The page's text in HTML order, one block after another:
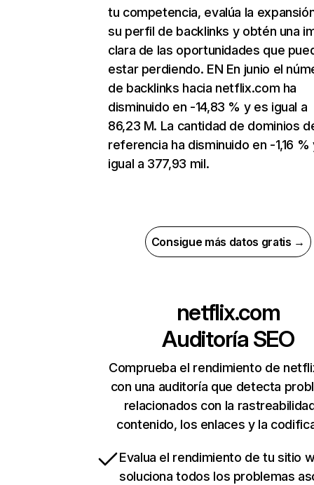
tu competencia, evalúa la
su perfil de backlinks y obtén una
clara de las oportunidades que
estar perdiendo. EN En junio el
de backlinks hacia netflix.com ha
disminuido en -14,83 % y es igual a
86,23 M. La cantidad de dominios
referencia ha disminuido en -1,16 %
igual a 377,93 mil.
Consigue más datos gratis →
netflix.com
Auditoría SEO
Comprueba el rendimiento de
con una auditoría que detecta
relacionados con la
contenido, los enlaces y la
Evalua el rendimiento de tu sitio
soluciona todos los problemas